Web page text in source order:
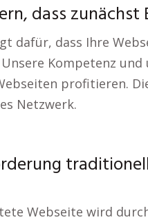
dass
dafür, dass Ihre
Kompetenz
profitieren.
Netzwerk.
Webseite wird